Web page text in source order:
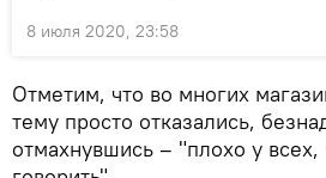
8 июля 2020, 23:58
Отметим, что во многих
тему просто отказались,
отмахнувшись – "плохо у всех,